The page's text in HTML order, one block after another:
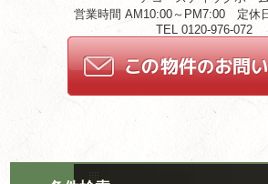
営業時間 AM10:00～PM7:00 定休
TEL 0120-976-072